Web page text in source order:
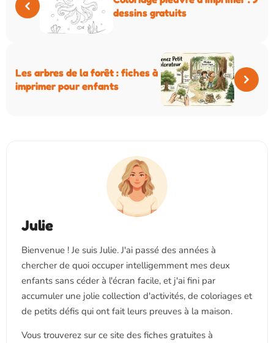
dessins gratuits
Les arbres de la forêt : fiches à
imprimer pour enfants
Julie
Bienvenue ! Je suis Julie. J'ai passé des années à
chercher de quoi occuper intelligemment mes deux
enfants sans céder à l'écran facile, et j'ai fini par
accumuler une jolie collection d'activités, de coloriages et
de petits défis qui ont fait leurs preuves à la maison.
Vous trouverez sur ce site des fiches gratuites à